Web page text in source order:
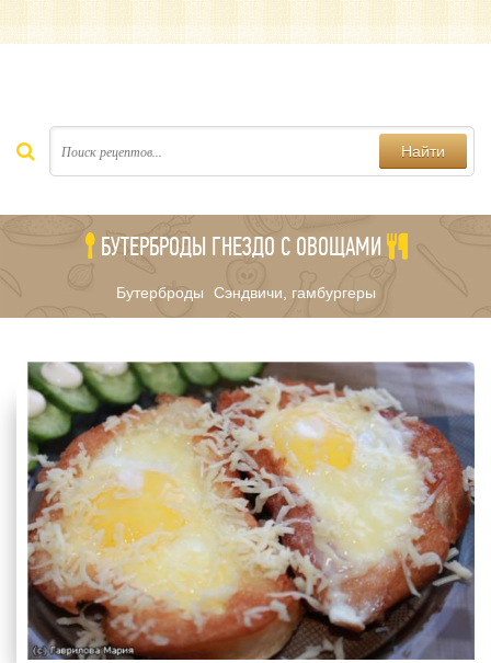
Найти
БУТЕРБРОДЫ ГНЕЗДО С ОВОЩАМИ
Бутерброды Сэндвичи, гамбургеры